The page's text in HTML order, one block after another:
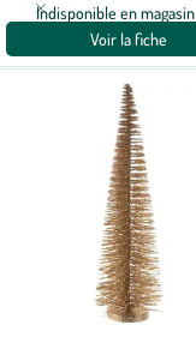
Indisponible en magasin
Voir la fiche